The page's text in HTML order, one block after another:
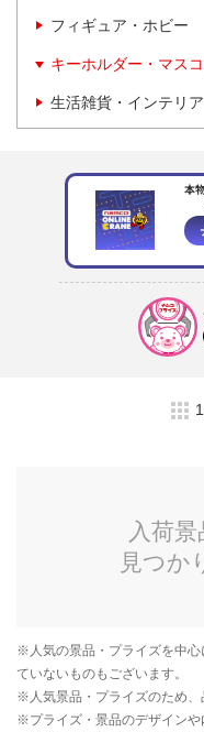
フィギュア・ホビー
キーホルダー・マス
生活雑貨・インテリ
本